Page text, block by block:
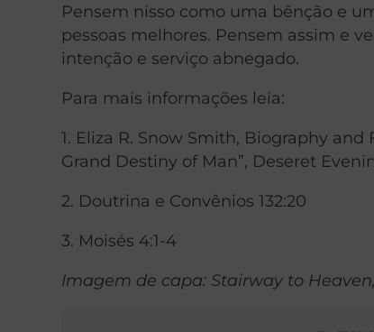
Pensem nisso como uma bênção e
pessoas melhores. Pensem assim e
intenção e serviço abnegado.
Para mais informações leia:
1. Eliza R. Snow Smith, Biography
Grand Destiny of Man”, Deseret
2. Doutrina e Convênios 132:20
3. Moisés 4:1-4
Imagem de capa: Stairway to